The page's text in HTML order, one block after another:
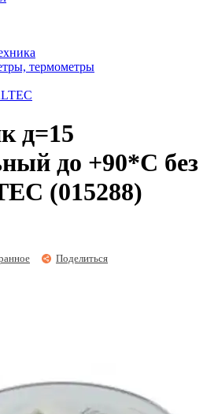
термометры
д=15
до +90*С без
(015288)
Поделиться